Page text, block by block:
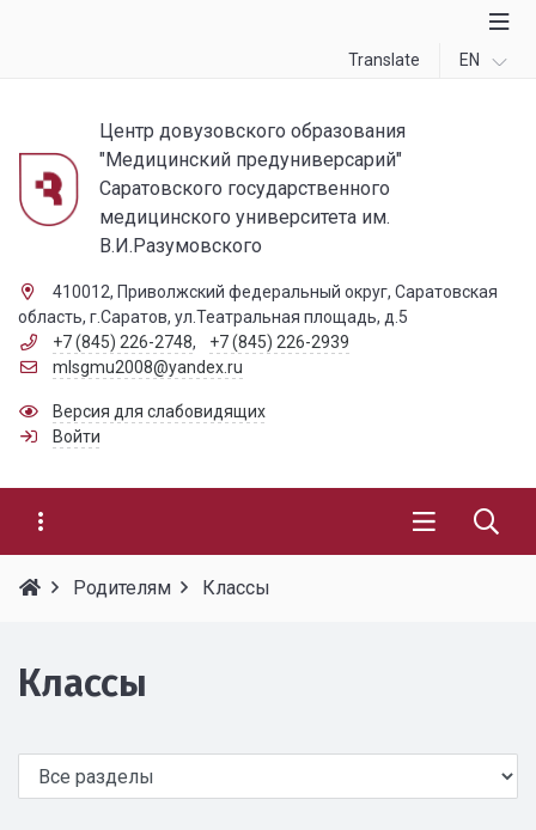
Translate EN
Центр довузовского образования
"Медицинский предуниверсарий"
Саратовского государственного
медицинского университета им.
В.И.Разумовского
410012, Приволжский федеральный округ, Саратовская
область, г.Саратов, ул.Театральная площадь, д.5
+7 (845) 226-2748,
+7 (845) 226-2939
mlsgmu2008@yandex.ru
Версия для слабовидящих
Войти
Родителям Классы
Классы